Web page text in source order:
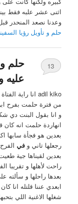
وعدنا نصعد المنحدر
حلم و تأويل رؤيا
حلم
عليه
13
adil kiko انا راية الفتاة التي احبها
من فترة حلمت بفرح
و انا بقول البنت دي
انهاردة حلمت انه
بعدين هو فجأة سابها
رجعلها تاني وفي
بعدين لقيناها جية
راحت لأهلها و تقريبا
بعدها راحلها و سألته
ابعدي عننا قلتله انا
شغلها الاغنية اللي